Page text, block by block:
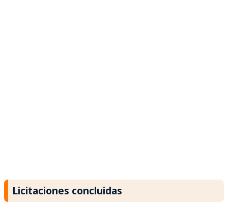
Licitaciones concluidas